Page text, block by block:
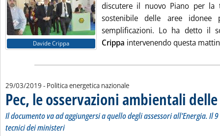
Davide Crippa
discutere il nuovo Piano per la
sostenibile delle aree idonee
semplificazioni. Lo ha detto il
Crippa intervenendo questa
29/03/2019 - Politica energetica nazionale
Pec, le osservazioni ambientali
Il documento va ad aggiungersi a quello degli assessori all'Energia. Il
tecnici dei ministeri